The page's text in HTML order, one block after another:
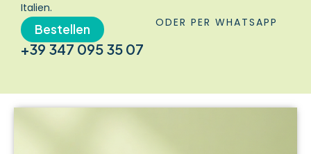
Italien.
Bestellen ODER PER WHATSAPP
+39 347 095 35 07